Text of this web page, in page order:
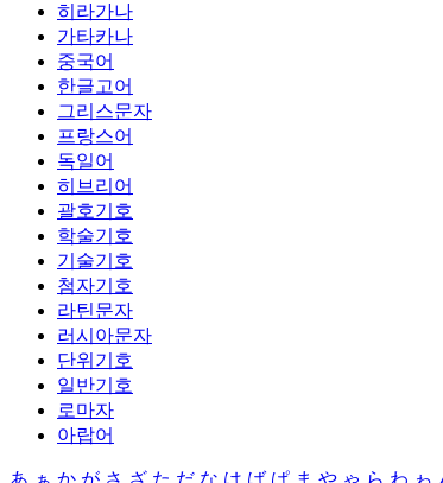
히라가나
가타카나
중국어
한글고어
그리스문자
프랑스어
독일어
히브리어
괄호기호
학술기호
기술기호
첨자기호
라틴문자
러시아문자
단위기호
일반기호
로마자
아랍어